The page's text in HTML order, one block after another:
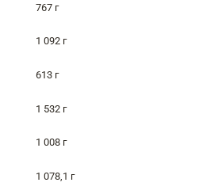
767 г
1 092 г
613 г
1 532 г
1 008 г
1 078,1 г